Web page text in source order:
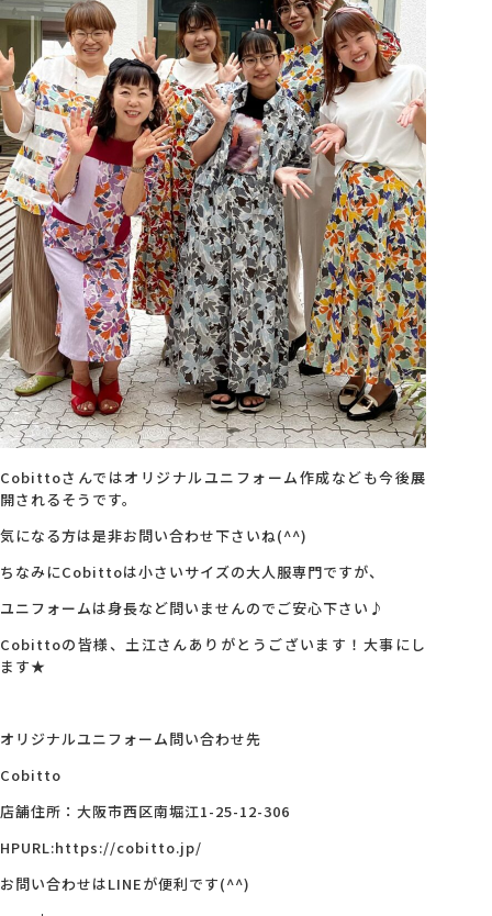
Cobittoさんではオリジナルユニフォーム作成なども今後展
開されるそうです。
気になる方は是非お問い合わせ下さいね(^^)
ちなみにCobittoは小さいサイズの大人服専門ですが、
ユニフォームは身長など問いませんのでご安心下さい♪
Cobittoの皆様、土江さんありがとうございます！大事にし
ます★
オリジナルユニフォーム問い合わせ先
Cobitto
店舗住所：大阪市西区南堀江1-25-12-306
HPURL:https://cobitto.jp/
お問い合わせはLINEが便利です(^^)